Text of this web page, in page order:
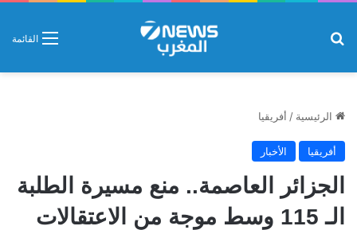
القائمة
الرئيسية / أفريقيا
أفريقيا الأخبار
الجزائر العاصمة.. منع مسيرة الطلبة
الـ 115 وسط موجة من الاعتقالات